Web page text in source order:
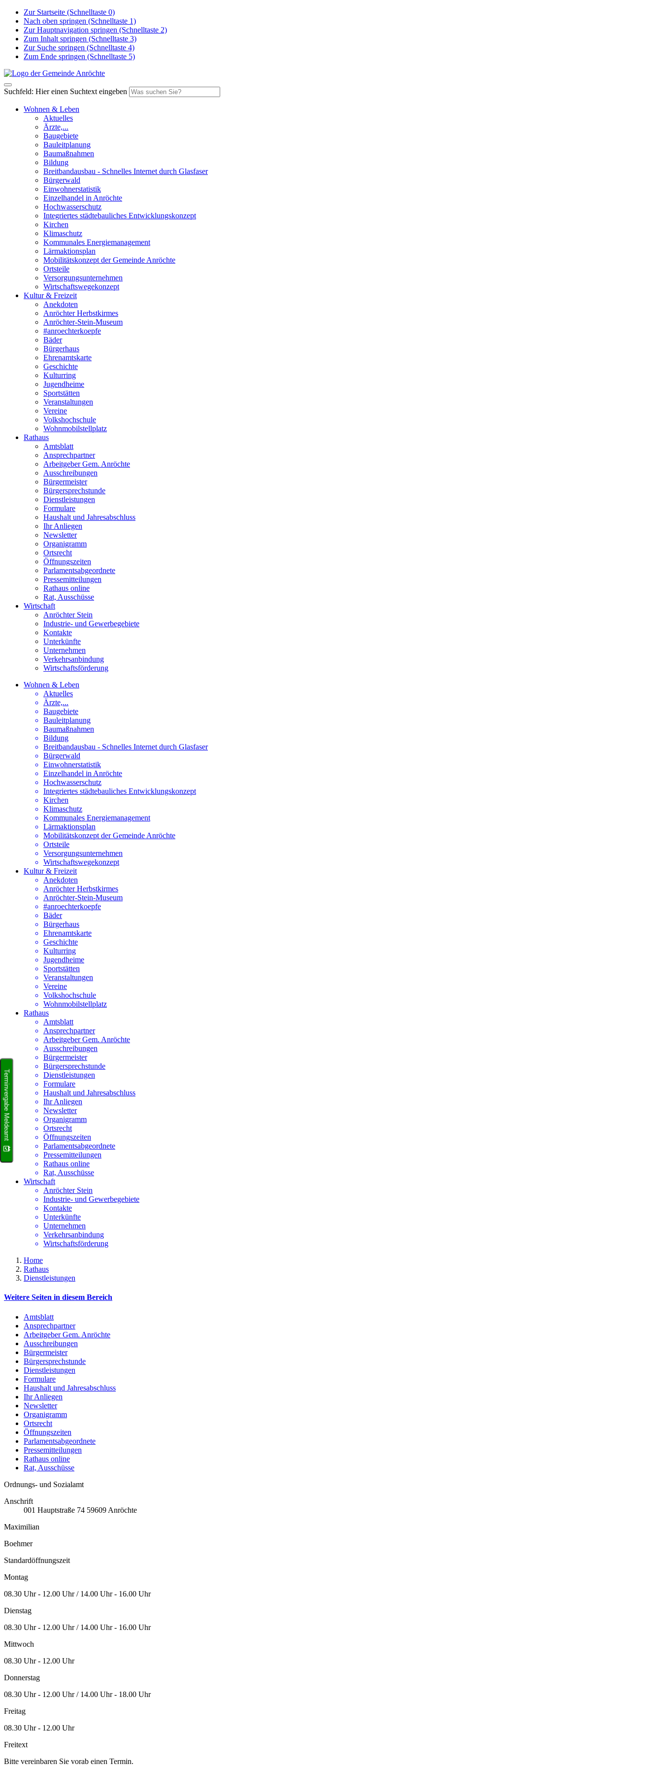
Zur Startseite (Schnelltaste 0)
Nach oben springen (Schnelltaste 1)
Zur Hauptnavigation springen (Schnelltaste 2)
Zum Inhalt springen (Schnelltaste 3)
Zur Suche springen (Schnelltaste 4)
Zum Ende springen (Schnelltaste 5)
Suchfeld: Hier einen Suchtext eingeben
Wohnen & Leben
Aktuelles
Ärzte,...
Baugebiete
Bauleitplanung
Baumaßnahmen
Bildung
Breitbandausbau - Schnelles Internet durch Glasfaser
Bürgerwald
Einwohnerstatistik
Einzelhandel in Anröchte
Hochwasserschutz
Integriertes städtebauliches Entwicklungskonzept
Kirchen
Klimaschutz
Kommunales Energiemanagement
Lärmaktionsplan
Mobilitätskonzept der Gemeinde Anröchte
Ortsteile
Versorgungsunternehmen
Wirtschaftswegekonzept
Kultur & Freizeit
Anekdoten
Anröchter Herbstkirmes
Anröchter-Stein-Museum
#anroechterkoepfe
Bäder
Bürgerhaus
Ehrenamtskarte
Geschichte
Kulturring
Jugendheime
Sportstätten
Veranstaltungen
Vereine
Volkshochschule
Wohnmobilstellplatz
Rathaus
Amtsblatt
Ansprechpartner
Arbeitgeber Gem. Anröchte
Ausschreibungen
Bürgermeister
Bürgersprechstunde
Dienstleistungen
Formulare
Haushalt und Jahresabschluss
Ihr Anliegen
Newsletter
Organigramm
Ortsrecht
Öffnungszeiten
Parlamentsabgeordnete
Pressemitteilungen
Rathaus online
Rat, Ausschüsse
Wirtschaft
Anröchter Stein
Industrie- und Gewerbegebiete
Kontakte
Unterkünfte
Unternehmen
Verkehrsanbindung
Wirtschaftsförderung
Wohnen & Leben
Aktuelles
Ärzte,...
Baugebiete
Bauleitplanung
Baumaßnahmen
Bildung
Breitbandausbau - Schnelles Internet durch Glasfaser
Bürgerwald
Einwohnerstatistik
Einzelhandel in Anröchte
Hochwasserschutz
Integriertes städtebauliches Entwicklungskonzept
Kirchen
Klimaschutz
Kommunales Energiemanagement
Lärmaktionsplan
Mobilitätskonzept der Gemeinde Anröchte
Ortsteile
Versorgungsunternehmen
Wirtschaftswegekonzept
Kultur & Freizeit
Anekdoten
Anröchter Herbstkirmes
Anröchter-Stein-Museum
#anroechterkoepfe
Bäder
Bürgerhaus
Ehrenamtskarte
Geschichte
Kulturring
Jugendheime
Sportstätten
Veranstaltungen
Vereine
Volkshochschule
Wohnmobilstellplatz
Rathaus
Amtsblatt
Ansprechpartner
Arbeitgeber Gem. Anröchte
Ausschreibungen
Bürgermeister
Bürgersprechstunde
Dienstleistungen
Formulare
Haushalt und Jahresabschluss
Ihr Anliegen
Newsletter
Organigramm
Ortsrecht
Öffnungszeiten
Parlamentsabgeordnete
Pressemitteilungen
Rathaus online
Rat, Ausschüsse
Wirtschaft
Anröchter Stein
Industrie- und Gewerbegebiete
Kontakte
Unterkünfte
Unternehmen
Verkehrsanbindung
Wirtschaftsförderung
Home
Rathaus
Dienstleistungen
Weitere Seiten in diesem Bereich
Amtsblatt
Ansprechpartner
Arbeitgeber Gem. Anröchte
Ausschreibungen
Bürgermeister
Bürgersprechstunde
Dienstleistungen
Formulare
Haushalt und Jahresabschluss
Ihr Anliegen
Newsletter
Organigramm
Ortsrecht
Öffnungszeiten
Parlamentsabgeordnete
Pressemitteilungen
Rathaus online
Rat, Ausschüsse
Ordnungs- und Sozialamt
Anschrift
001 Hauptstraße 74 59609 Anröchte
Maximilian
Boehmer
Standardöffnungszeit
Montag
08.30 Uhr - 12.00 Uhr / 14.00 Uhr - 16.00 Uhr
Dienstag
08.30 Uhr - 12.00 Uhr / 14.00 Uhr - 16.00 Uhr
Mittwoch
08.30 Uhr - 12.00 Uhr
Donnerstag
08.30 Uhr - 12.00 Uhr / 14.00 Uhr - 18.00 Uhr
Freitag
08.30 Uhr - 12.00 Uhr
Freitext
Bitte vereinbaren Sie vorab einen Termin.
Terminvergabe Meldeamt